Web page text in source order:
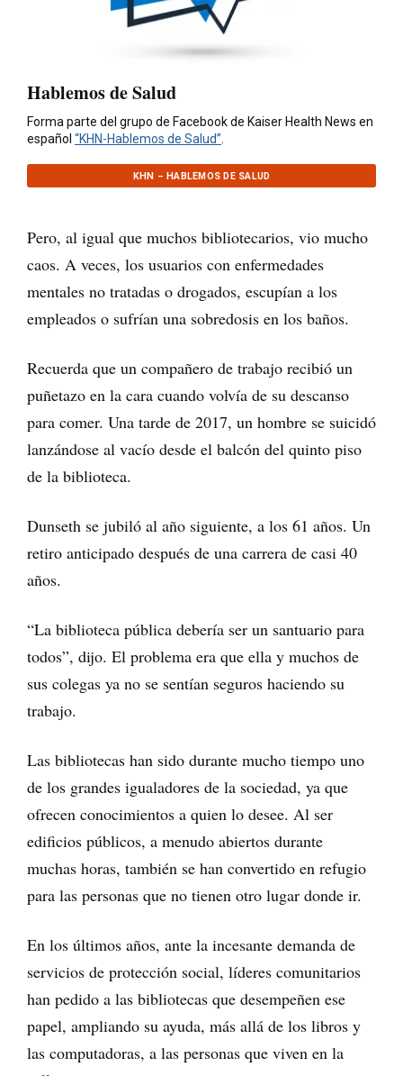
Hablemos de Salud
Forma parte del grupo de Facebook de Kaiser Health News en
español “KHN-Hablemos de Salud”.
KHN – HABLEMOS DE SALUD
Pero, al igual que muchos bibliotecarios, vio mucho
caos. A veces, los usuarios con enfermedades
mentales no tratadas o drogados, escupían a los
empleados o sufrían una sobredosis en los baños.
Recuerda que un compañero de trabajo recibió un
puñetazo en la cara cuando volvía de su descanso
para comer. Una tarde de 2017, un hombre se suicidó
lanzándose al vacío desde el balcón del quinto piso
de la biblioteca.
Dunseth se jubiló al año siguiente, a los 61 años. Un
retiro anticipado después de una carrera de casi 40
años.
“La biblioteca pública debería ser un santuario para
todos”, dijo. El problema era que ella y muchos de
sus colegas ya no se sentían seguros haciendo su
trabajo.
Las bibliotecas han sido durante mucho tiempo uno
de los grandes igualadores de la sociedad, ya que
ofrecen conocimientos a quien lo desee. Al ser
edificios públicos, a menudo abiertos durante
muchas horas, también se han convertido en refugio
para las personas que no tienen otro lugar donde ir.
En los últimos años, ante la incesante demanda de
servicios de protección social, líderes comunitarios
han pedido a las bibliotecas que desempeñen ese
papel, ampliando su ayuda, más allá de los libros y
las computadoras, a las personas que viven en la